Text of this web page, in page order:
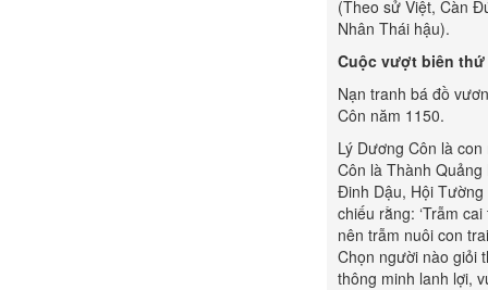
(Theo sử Việt, Càn
Nhân Thái hậu).
Cuộc vượt biên
Nạn tranh bá đồ
Côn năm 1150.
Lý Dương Côn là
Côn là Thành
Đinh Dậu, Hội
chiếu rằng: ‘Trẫm
nên trẫm nuôi con
Chọn người nào giỏi
thông minh lanh lợi,